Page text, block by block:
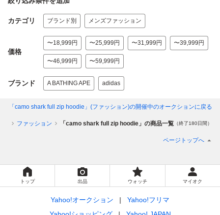
カテゴリ ブランド別 メンズファッション
価格
〜18,999円 〜25,999円 〜31,999円 〜39,999円
〜46,999円 〜59,999円
ブランド A BATHING APE adidas
「camo shark full zip hoodie」(ファッション)の開催中のオークションに戻る
ファッション 「camo shark full zip hoodie」の商品一覧 （終了180日間）
ページトップへ
トップ 出品 ウォッチ マイオク
Yahoo!オークション
Yahoo!フリマ